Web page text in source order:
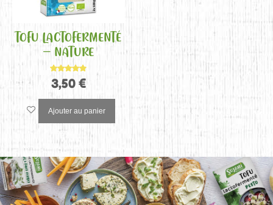
TOFU LACTOFERMENTÉ
– NATURE
Note
4.88
sur 5
3,50 €
Ajouter au panier